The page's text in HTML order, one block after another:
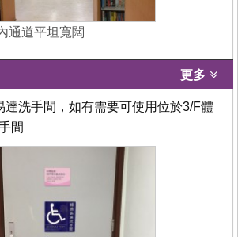
通道平坦寬闊
更多
達洗手間，如有需要可使用位於3/F體
間